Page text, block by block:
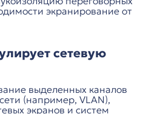
экранирование от
сетевую
выделенных каналов
(например, VLAN),
экранов и систем